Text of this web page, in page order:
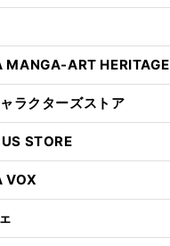
MANGA-ART HERITAGE
ラクターズストア
STORE
VOX